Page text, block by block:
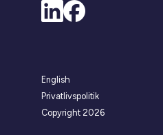
English
Privatlivspolitik
Copyright 2026